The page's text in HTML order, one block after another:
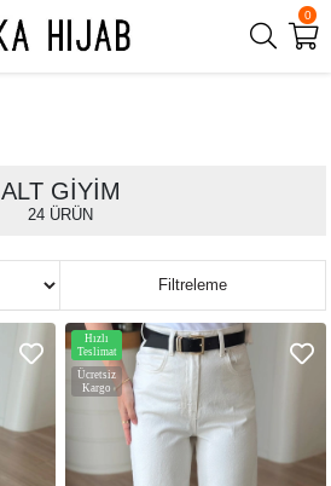
0
ALT GIYIM
24 ÜRÜN
Filtreleme
Ücretsiz
Kargo
Hızlı
Teslimat